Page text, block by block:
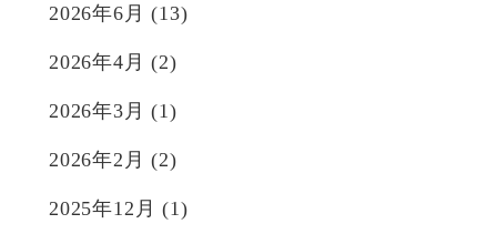
2026年6月 (13)
2026年4月 (2)
2026年3月 (1)
2026年2月 (2)
2025年12月 (1)